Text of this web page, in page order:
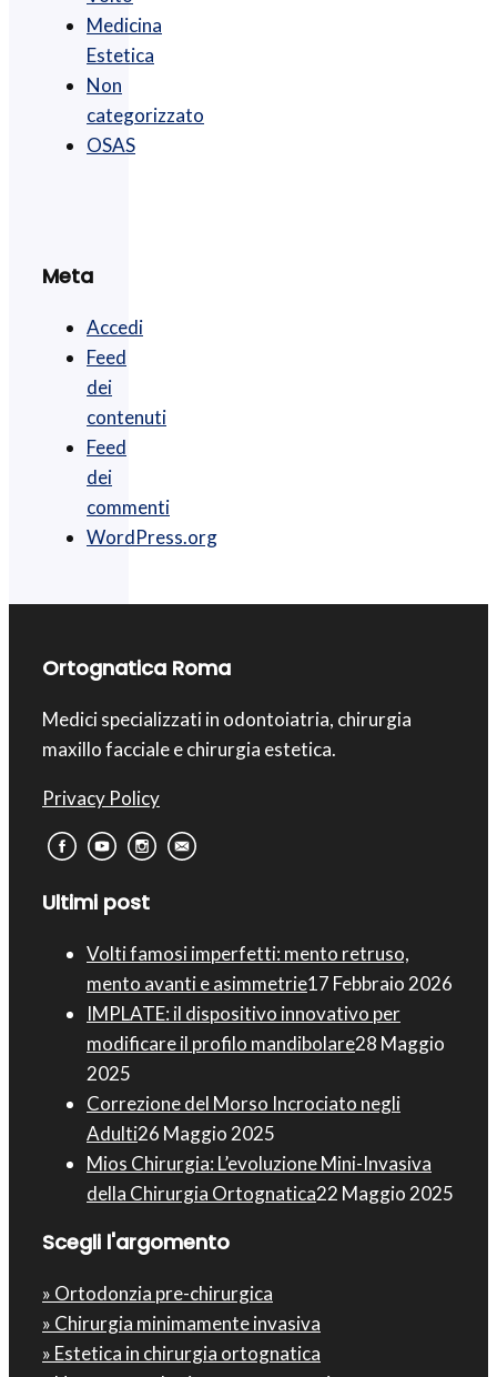
Medicina
Estetica
Non
categorizzato
OSAS
Meta
Accedi
Feed
dei
contenuti
Feed
dei
commenti
WordPress.org
Ortognatica Roma
Medici specializzati in odontoiatria, chirurgia
maxillo facciale e chirurgia estetica.
Privacy Policy
Ultimi post
Volti famosi imperfetti: mento retruso,
mento avanti e asimmetrie17 Febbraio 2026
IMPLATE: il dispositivo innovativo per
modificare il profilo mandibolare28 Maggio
2025
Correzione del Morso Incrociato negli
Adulti26 Maggio 2025
Mios Chirurgia : L’evoluzione Mini-Invasiva
della Chirurgia Ortognatica22 Maggio 2025
Scegli l'argomento
» Ortodonzia pre-chirurgica
» Chirurgia minimamente invasiva
» Estetica in chirurgia ortognatica